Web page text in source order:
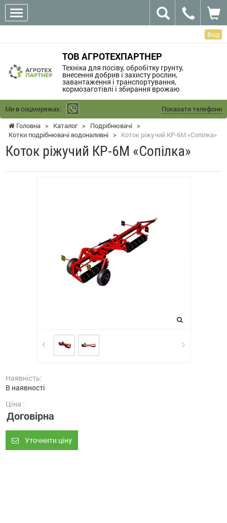
Вхід
ТОВ АГРОТЕХПАРТНЕР
Техніка для посіву, обробітку грунту,
внесення добрив і захисту рослин,
завантаження і транспортування,
кормозаготівлі і збирання врожаю
Ми в соцмережах:
Показати телефони
Головна > Каталог > Подрібнювачі >
Котки подрібнювачі водоналивні > Коток ріжучий КР-6М «Сопілка»
Коток ріжучий КР-6М «Сопілка»
Наявність:
В наявності
Ціна :
Договірна
Уточнити ціну